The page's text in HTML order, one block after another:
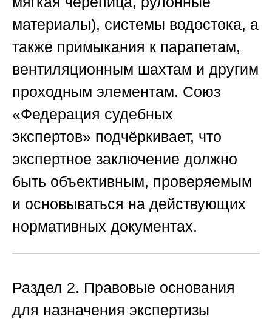
материалы), системы водостока, а
также примыкания к парапетам,
вентиляционным шахтам и другим
проходным элементам. Союз
«Федерация судебных
экспертов» подчёркивает, что
экспертное заключение должно
быть объективным, проверяемым
и основываться на действующих
нормативных документах.
Раздел 2. Правовые основания
для назначения экспертизы